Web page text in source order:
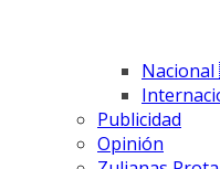
Publicidad
Opinión